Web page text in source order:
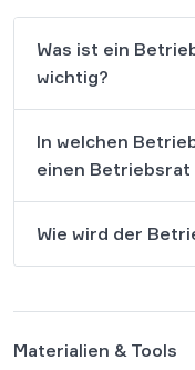
Was ist ein
wichtig?
In welchen
einen Betriebsrat
Wie wird der
Materialien & Tools